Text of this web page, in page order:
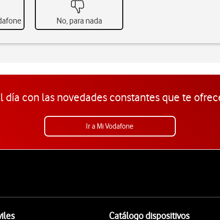
No, para nada
día con las novedades constantes que te
Ir a Mi Vodafone
Catálogo dispositivos